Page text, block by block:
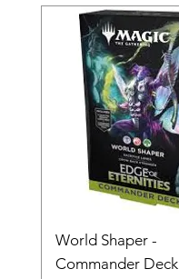
World Shaper -
Commander Deck